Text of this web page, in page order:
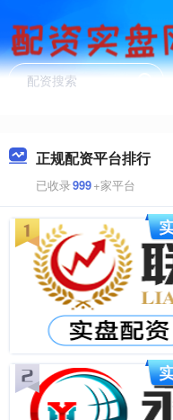
正规配资平台排行
已收录999+家平台